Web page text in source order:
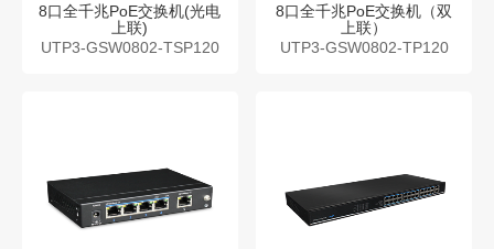
8口全千兆PoE交换机(光电
上联)
UTP3-GSW0802-TSP120
8口全千兆PoE交换机（双
上联）
UTP3-GSW0802-TP120